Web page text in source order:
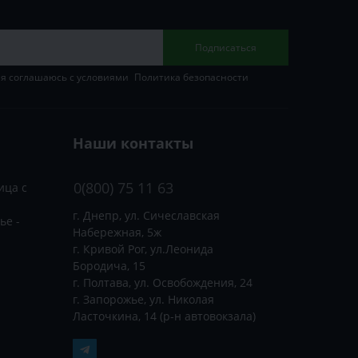
Подписаться
соглашаюсь с условиями Политика безопасности
с
-
Наши контакты
0(800) 75 11 63
г. Днепр, ул. Сичеславская
Набережная, 5ж
г. Кривой Рог, ул.Леонида
Бородича, 15
г. Полтава, ул. Освобождения, 24
г. Запорожье, ул. Николая
Ласточкина, 14 (р-н автовокзала)